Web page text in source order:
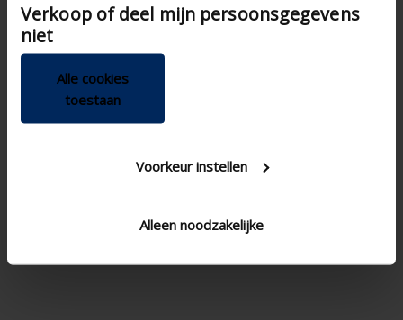
van hun services.
Verkoop of deel mijn persoonsgegevens
niet
Alle cookies
toestaan
Voorkeur instellen
Alleen noodzakelijke